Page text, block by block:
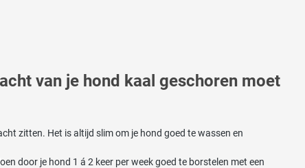
van je hond kaal geschoren moet
zitten. Het is altijd slim om je hond goed te wassen en
door je hond 1 á 2 keer per week goed te borstelen met een